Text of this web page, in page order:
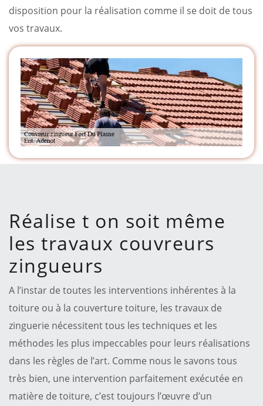
disposition pour la réalisation comme il se doit de tous
vos travaux.
Réalise t on soit même
les travaux couvreurs
zingueurs
A l’instar de toutes les interventions inhérentes à la
toiture ou à la couverture toiture, les travaux de
zinguerie nécessitent tous les techniques et les
méthodes les plus impeccables pour leurs réalisations
dans les règles de l’art. Comme nous le savons tous
très bien, une intervention parfaitement exécutée en
matière de toiture, c’est toujours l’œuvre d’un